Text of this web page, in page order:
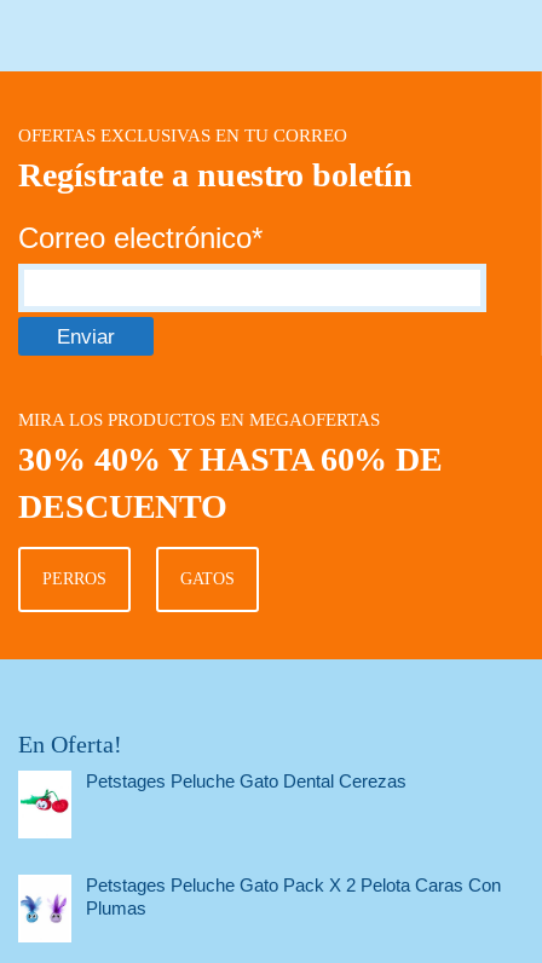
OFERTAS EXCLUSIVAS EN TU CORREO
Regístrate a nuestro boletín
Correo electrónico*
MIRA LOS PRODUCTOS EN MEGAOFERTAS
30% 40% Y HASTA 60% DE
DESCUENTO
PERROS GATOS
En Oferta!
Petstages Peluche Gato Dental Cerezas
Petstages Peluche Gato Pack X 2 Pelota Caras Con
Plumas